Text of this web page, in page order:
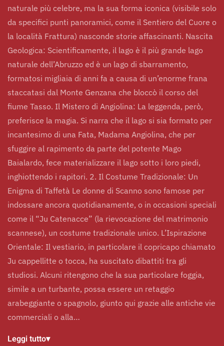
naturale più celebre, ma la sua forma iconica (visibile solo
da specifici punti panoramici, come il Sentiero del Cuore o
la località Frattura) nasconde storie affascinanti. Nascita
Geologica: Scientificamente, il lago è il più grande lago
naturale dell’Abruzzo ed è un lago di sbarramento,
formatosi migliaia di anni fa a causa di un’enorme frana
staccatasi dal Monte Genzana che bloccò il corso del
fiume Tasso. Il Mistero di Angiolina: La leggenda, però,
preferisce la magia. Si narra che il lago si sia formato per
incantesimo di una Fata, Madama Angiolina, che per
sfuggire al rapimento da parte del potente Mago
Baialardo, fece materializzare il lago sotto i loro piedi,
inghiottendo i rapitori. 2. Il Costume Tradizionale: Un
Enigma di Taffetà Le donne di Scanno sono famose per
indossare ancora quotidianamente, o in occasioni speciali
come il “Ju Catenacce” (la rievocazione del matrimonio
scannese), un costume tradizionale unico. L’Ispirazione
Orientale: Il vestiario, in particolare il copricapo chiamato
Ju cappellitte o tocca, ha suscitato dibattiti tra gli
studiosi. Alcuni ritengono che la sua particolare foggia,
simile a un turbante, possa essere un retaggio
arabeggiante o spagnolo, giunto qui grazie alle antiche vie
commerciali o alla…
Leggi tutto▾